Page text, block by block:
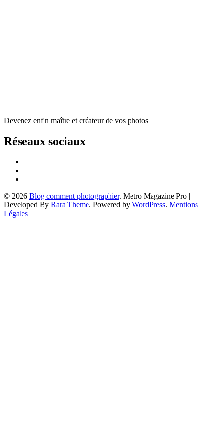
Devenez enfin maître et créateur de vos photos
Réseaux sociaux
© 2026 Blog comment photographier. Metro Magazine Pro |
Developed By Rara Theme. Powered by WordPress. Mentions
Légales